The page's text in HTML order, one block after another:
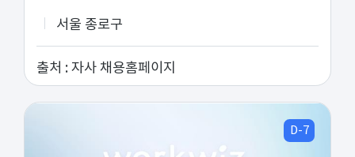
서울 종로구
출처 :자사 채용홈페이지
D-7